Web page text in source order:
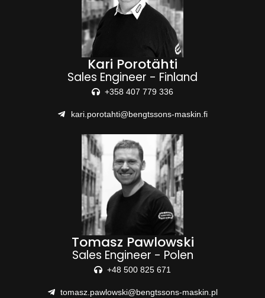
Kari Porotähti
Sales Engineer - Finland
+358 407 779 336
kari.porotahti@bengtssons-maskin.fi
Tomasz Pawlowski
Sales Engineer - Polen
+48 500 825 671
tomasz.pawlowski@bengtssons-maskin.pl